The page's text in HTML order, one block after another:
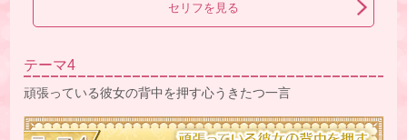
セリフを見る
テーマ4
頑張っている彼女の背中を押す心うきたつ一言